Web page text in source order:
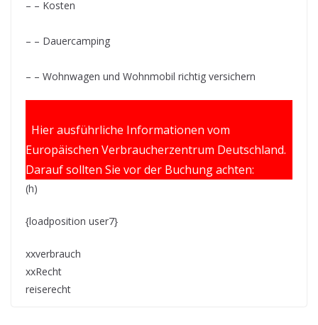
– – Kosten
– – Dauercamping
– – Wohnwagen und Wohnmobil richtig versichern
Hier ausführliche Informationen vom
Europäischen Verbraucherzentrum Deutschland.
Darauf sollten Sie vor der Buchung achten:
(h)
{loadposition user7}
xxverbrauch
xxRecht
reiserecht